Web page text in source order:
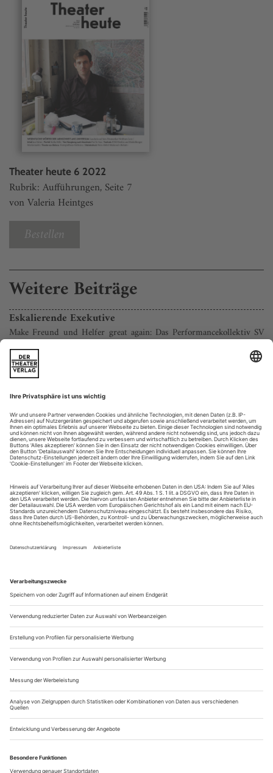
Theater heute 6 2022
Rubrik: Aufführungen, Seite 7
von Valeria Heintges
Bestellen
Weitere Beiträge
Eskalierende Exekutive
Make Freund und Helfer great again: Das Performancekollektiv SV
Szlachta erträumt sich eine Welt ohne Polizei
Der Hamburger Hansaplatz ist einer jener Orte, an denen die
Zentral im Viertel St. Georg gelegen, nur ein paar Schritte
hinter dem Deutschen Schauspielhaus, hat sich der 1878
angelegte Platz zum Kriminalitätsschwerpunkt entwickelt, mit
offenem Drogenhandel, Trinker -szene und Sexarbeit.
Andererseits grenzt...
Wortloser Verrat
Alfred de Musset, George Sand «Lorenzaccio» im Schauspielhaus
Bochum
Jing Xiang ist nicht nur metaphorisch sprachlos. In der Rolle
der Luisa Strozzi scheint ihr tatsächlich jede Möglichkeit der
will antworten, will Empörung herausschreien. Doch es
kommt nur der Schatten eines Lautes, «n’ …, a’ …», ein
kompletter Vertrauensverlust binnen Sekunden. Es ist ein
leiser, aber...
Nichts Ungewöhnliches hier
Der Hongkonger Autor Pat To Yan ist in dieser Spielzeit Hausautor
am Nationaltheater Mannheim – ein Gespräch
Theater heute
anderen chinesischen Großstädten sind die Maßnahmen zur
Pandemiebekämpfung von Omikron noch mal ziemlich
verschärft worden. Wieso?